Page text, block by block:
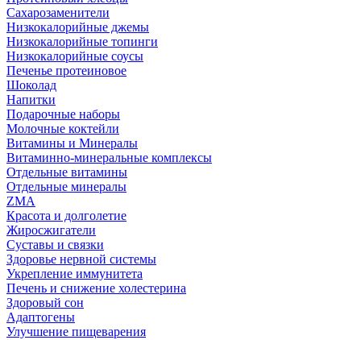
Сахарозаменители
Низкокалорийные джемы
Низкокалорийные топинги
Низкокалорийные соусы
Печенье протеиновое
Шоколад
Напитки
Подарочные наборы
Молочные коктейли
Витамины и Минералы
Витаминно-минеральные комплексы
Отдельные витамины
Отдельные минералы
ZMA
Красота и долголетие
Жиросжигатели
Суставы и связки
Здоровье нервной системы
Укрепление иммунитета
Печень и снижение холестерина
Здоровый сон
Адаптогены
Улучшение пищеварения